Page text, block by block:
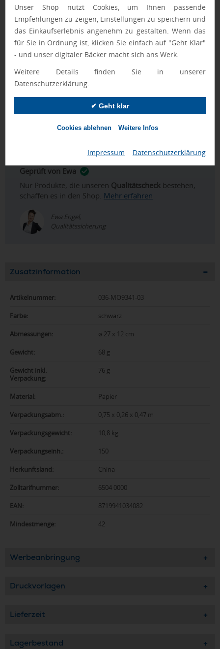
Unser Shop nutzt Cookies, um Ihnen passende
Empfehlungen zu zeigen, Einstellungen zu speichern und
das Einkaufserlebnis angenehm zu gestalten. Wenn das
für Sie in Ordnung ist, klicken Sie einfach auf "Geht Klar"
- und unser digitaler Bäcker macht sich ans Werk.
Weitere Details finden Sie in unserer
Datenschutzerklärung.
✔ Geht klar
Cookies ablehnen Weitere Infos
Impressum Datenschutzerklärung
Vorteile des BOOGIE Papierstroh-Huts für
Unternehmen
Durch die Logoanbringung auf dem Band lässt sich der
BOOGIE Papierstroh-Hut als klar zuordenbares Werbemittel
in bestehendeWerbeartikel-Konzepte integrieren. In der
unterstützt das Produkt eine einheitliche
Markenkommunikation. Für verwandte Sortimente bieten
sich thematisch passendeStrohhüte Werbeartikelsowie
an; ergänzend lässt sich der Einsatz in
saisonalen Zusammenstellungen wie
Sommer mit Logo
Geprüft von Ewa
Nur Produkte, die unseren Qualitätscheck bestehen,
schaffen es in den Shop. Mehr erfahren
Ewa Engel,
Qualitätssicherung
Zusatzinformation
Artikelnummer: 036-MO9341-03
Farbe: schwarz
Abmessungen: ø 27 x 12 cm
Gewicht: 68 g
Gewicht inkl.
Verpackung:
76 g
Material: Papier
Verpackungsabm.: 0,75 x 0,26 x 0,47 m
Verpackungsgewicht: 10,8 kg
Verpackungseinh.: 150
Herkunftsland: China
Zolltarifnummer: 6504 0000
EAN: 8719941034082
Mindestmenge: 42
Werbeanbringung
Druckvorlagen
Lieferzeit
Lagerbestand